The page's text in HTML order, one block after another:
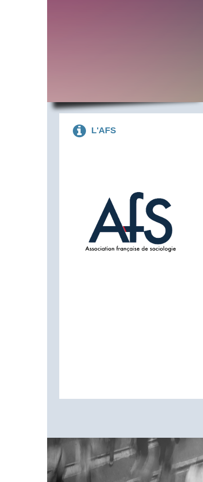
L'AFS